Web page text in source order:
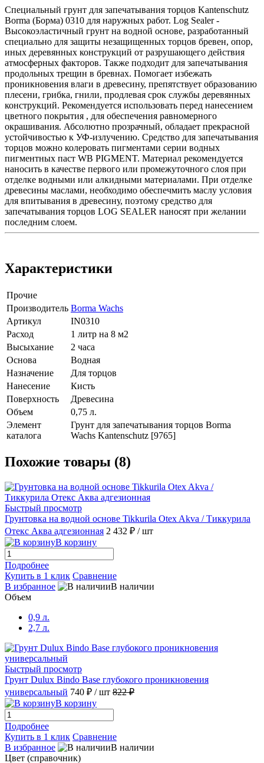
Специальный грунт для запечатывания торцов Kantenschutz
Borma (Борма) 0310 для наружных работ. Log Sealer -
Высокоэластичный грунт на водной основе, разработанный
специально для защиты незащищенных торцов бревен, опор,
иных деревянных конструкций от разрушающего действия
атмосферных факторов. Также подходит для запечатывания
продольных трещин в бревнах. Помогает избежать
проникновения влаги в древесину, препятствует образованию
плесени, грибка, гнили, продлевая срок службы деревянных
конструкций. Рекомендуется использовать перед нанесением
цветного покрытия , для обеспечения равномерного
окрашивания. Абсолютно прозрачный, обладает прекрасной
устойчивостью к УФ-излучению. Средство для запечатывания
торцов можно колеровать пигментами серии водных
пигментных паст WB PIGMENT. Материал рекомендуется
наносить в качестве первого или промежуточного слоя при
отделке водными или алкидными материалами. При отделке
древесины маслами, необходимо обеспечмить маслу условия
для впитывания в древесину, поэтому средство для
запечатывания торцов LOG SEALER наносят при желании
последним слоем.
Характеристики
Прочие
Производитель Borma Wachs
Артикул
IN0310
Расход
1 литр на 8 м2
Высыхание
2 часа
Основа
Водная
Назначение
Для торцов
Нанесение
Кисть
Поверхность
Древесина
Объем
0,75 л.
Элемент
каталога
Грунт для запечатывания торцов Borma
Wachs Kantenschutz [9765]
Похожие товары (8)
Быстрый просмотр
Грунтовка на водной основе Tikkurila Otex Akva / Тиккурила
Отекс Аква адгезионная 2 432 ₽ / шт
В корзину
Подробнее
Купить в 1 клик Сравнение
В избранное
В наличии
Объем
0,9 л.
2,7 л.
Быстрый просмотр
Грунт Dulux Bindo Base глубокого проникновения
универсальный 740 ₽ / шт 822 ₽
В корзину
Подробнее
Купить в 1 клик Сравнение
В избранное
В наличии
Цвет (справочник)